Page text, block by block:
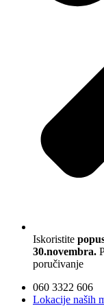
Iskoristite
30.novembra.
poručivanje
060 3322 606
Lokacije naših